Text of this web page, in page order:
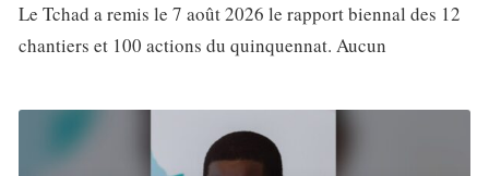
Le Tchad a remis le 7 août 2026 le rapport biennal des 12
chantiers et 100 actions du quinquennat. Aucun